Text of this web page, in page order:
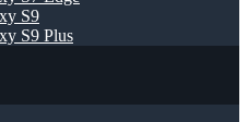
S9
S9 Plus